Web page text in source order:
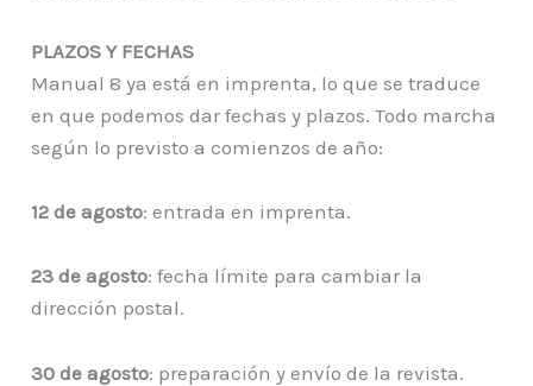
PLAZOS Y FECHAS
Manual 8 ya está en imprenta, lo que se traduce
en que podemos dar fechas y plazos. Todo marcha
según lo previsto a comienzos de año:
12 de agosto: entrada en imprenta.
23 de agosto: fecha límite para cambiar la
dirección postal.
30 de agosto: preparación y envío de la revista.